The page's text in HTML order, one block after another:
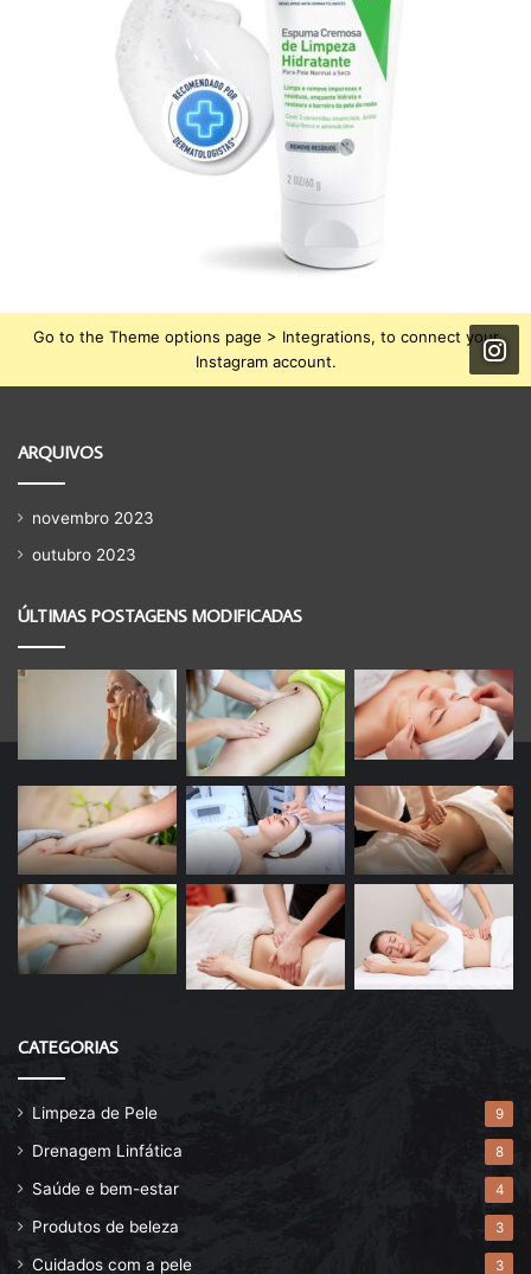
Go to the Theme options page > Integrations, to connect your
Instagram account.
ARQUIVOS
novembro 2023
outubro 2023
ÚLTIMAS POSTAGENS MODIFICADAS
CATEGORIAS
Limpeza de Pele 9
Drenagem Linfática 8
Saúde e bem-estar 4
Produtos de beleza 3
Cuidados com a pele 3